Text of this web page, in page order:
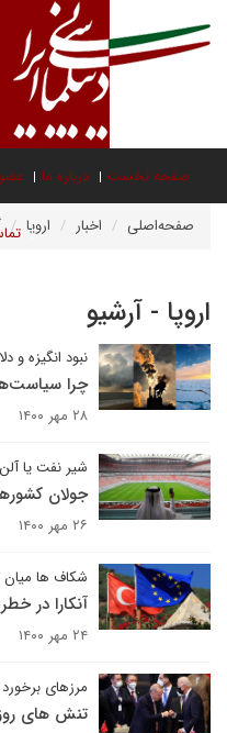
صفحه نخست درباره ما
صفحه‌اصلی اخبار اروپا
اروپا - آرشیو
نبود انگیزه و
چرا
۲۸ مهر ۱۴۰۰
شیر نفت یا
جولان
۲۶ مهر ۱۴۰۰
شکاف ها میان
آنکارا در
۲۴ مهر ۱۴۰۰
مرزهای
تنش های